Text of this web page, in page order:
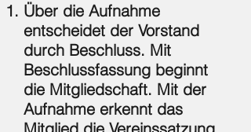
Über die Aufnahme
entscheidet der Vorstand
durch Beschluss. Mit
Beschlussfassung beginnt
die Mitgliedschaft. Mit der
Aufnahme erkennt das